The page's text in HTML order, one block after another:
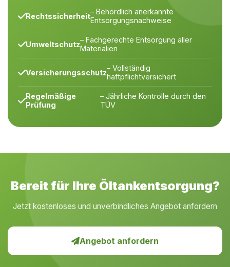
Rechtssicherheit– Behördlich anerkannte
Entsorgungsnachweise
Umweltschutz– Fachgerechte Entsorgung aller
Materialien
Versicherungsschutz– Vollständig
haftpflichtversichert
Regelmäßige
Prüfung
– Jährliche Kontrolle durch den
TÜV
Bereit für Ihre Öltankentsorgung?
Jetzt kostenloses und unverbindliches Angebot anfordern
Angebot anfordern